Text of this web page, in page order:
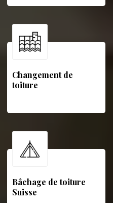
Changement de
toiture
Bâchage de toiture
Suisse